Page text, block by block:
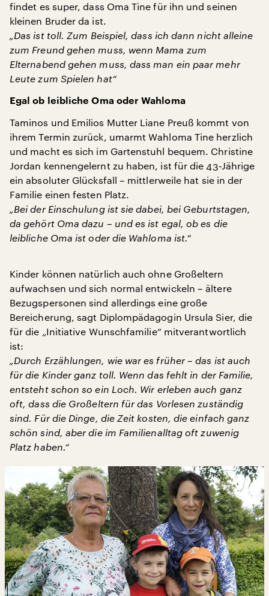
findet es super, dass Oma Tine für ihn und seinen
kleinen Bruder da ist.
„Das ist toll. Zum Beispiel, dass ich dann nicht alleine
zum Freund gehen muss, wenn Mama zum
Elternabend gehen muss, dass man ein paar mehr
Leute zum Spielen hat“
Egal ob leibliche Oma oder Wahloma
Taminos und Emilios Mutter Liane Preuß kommt von
ihrem Termin zurück, umarmt Wahloma Tine herzlich
und macht es sich im Gartenstuhl bequem. Christine
Jordan kennengelernt zu haben, ist für die 43-Jährige
ein absoluter Glücksfall – mittlerweile hat sie in der
Familie einen festen Platz.
„Bei der Einschulung ist sie dabei, bei Geburtstagen,
da gehört Oma dazu – und es ist egal, ob es die
leibliche Oma ist oder die Wahloma ist.“
Kinder können natürlich auch ohne Großeltern
aufwachsen und sich normal entwickeln – ältere
Bezugspersonen sind allerdings eine große
Bereicherung, sagt Diplompädagogin Ursula Sier, die
für die „Initiative Wunschfamilie“ mitverantwortlich
ist:
„Durch Erzählungen, wie war es früher – das ist auch
für die Kinder ganz toll. Wenn das fehlt in der Familie,
entsteht schon so ein Loch. Wir erleben auch ganz
oft, dass die Großeltern für das Vorlesen zuständig
sind. Für die Dinge, die Zeit kosten, die einfach ganz
schön sind, aber die im Familienalltag oft zuwenig
Platz haben.“